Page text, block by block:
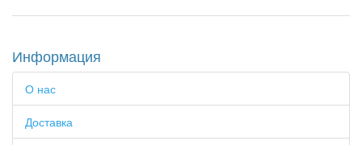
Информация
О нас
Доставка